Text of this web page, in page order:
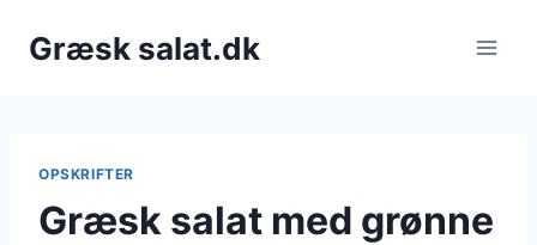
Græsk salat.dk
OPSKRIFTER
Græsk salat med grønne